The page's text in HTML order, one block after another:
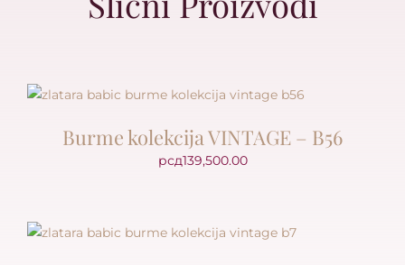
Burme kolekcija VINTAGE – B56
рсд139,500.00